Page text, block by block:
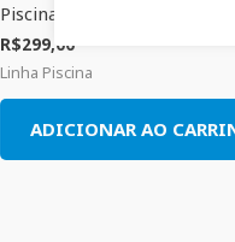
Piscina 1000 litros Mor
R$299,00
Linha Piscina
ADICIONAR AO